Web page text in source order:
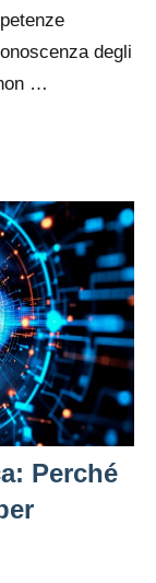
degli
…
Perché